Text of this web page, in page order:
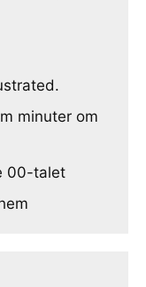
minuter om
00-talet